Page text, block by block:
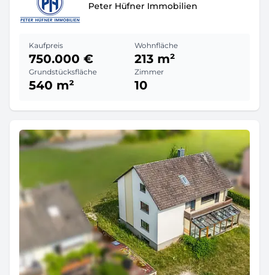
Peter Hüfner Immobilien
Kaufpreis
750.000 €
Wohnfläche
213 m²
Grundstücksfläche
540 m²
Zimmer
10